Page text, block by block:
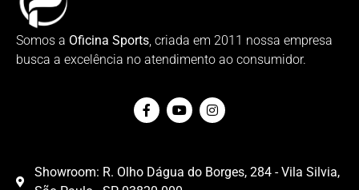
Somos a Oficina Sports, criada em 2011 nossa empresa
busca a excelência no atendimento ao consumidor.
Showroom: R. Olho Dágua do Borges, 284 - Vila Silvia,